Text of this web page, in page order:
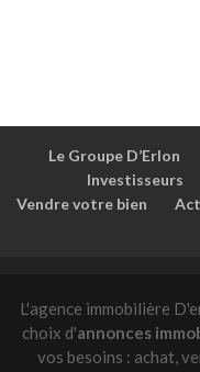
Le Groupe D’Erlon
Investisseurs
Vendre votre bien
L'agence immobilière
choix d'annonces
vos besoins : achat,